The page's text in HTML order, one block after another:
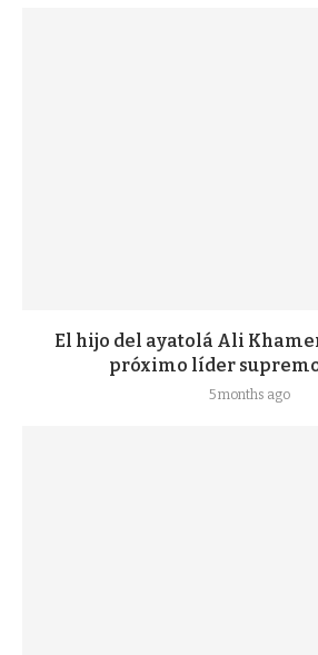
El hijo del ayatolá Ali
próximo líder
5 months ago